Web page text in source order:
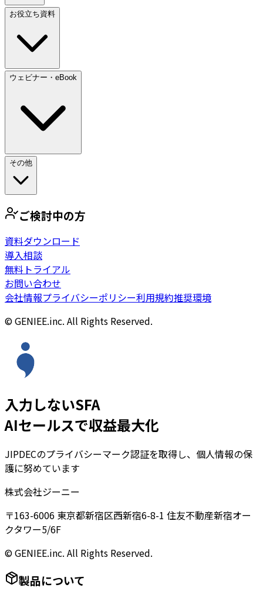
お役立ち資料
ウェビナー・eBook
その他
ご検討中の方
資料ダウンロード
導入相談
無料トライアル
お問い合わせ
会社情報プライバシーポリシー利用規約推奨環境
© GENIEE.inc. All Rights Reserved.
入力しないSFA
AIセールスで収益最大化
JIPDECのプライバシーマーク認証を取得し、個人情報の保
護に努めています
株式会社ジーニー
〒163-6006 東京都新宿区西新宿6-8-1 住友不動産新宿オー
クタワー5/6F
© GENIEE.inc. All Rights Reserved.
製品について